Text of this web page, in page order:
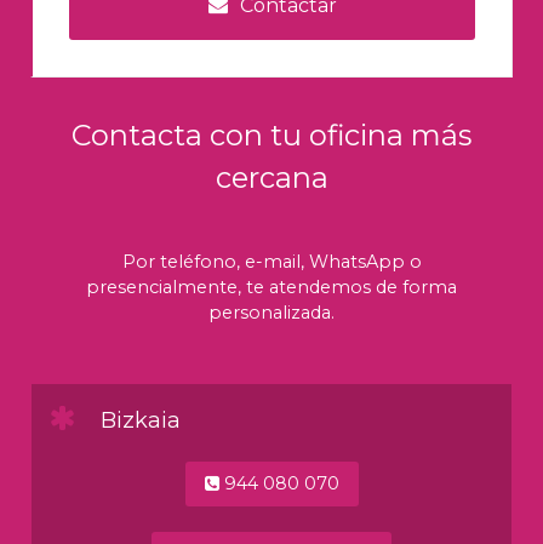
Contactar
Contacta con tu oficina más
cercana
Por teléfono, e-mail, WhatsApp o
presencialmente, te atendemos de forma
personalizada.
Bizkaia
944 080 070